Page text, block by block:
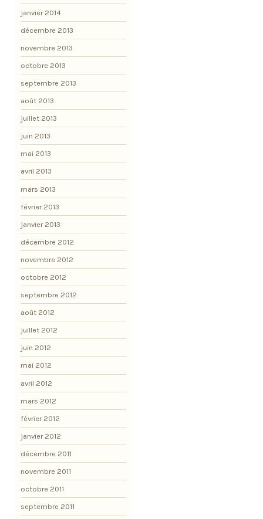
janvier 2014
décembre 2013
novembre 2013
octobre 2013
septembre 2013
août 2013
juillet 2013
juin 2013
mai 2013
avril 2013
mars 2013
février 2013
janvier 2013
décembre 2012
novembre 2012
octobre 2012
septembre 2012
août 2012
juillet 2012
juin 2012
mai 2012
avril 2012
mars 2012
février 2012
janvier 2012
décembre 2011
novembre 2011
octobre 2011
septembre 2011